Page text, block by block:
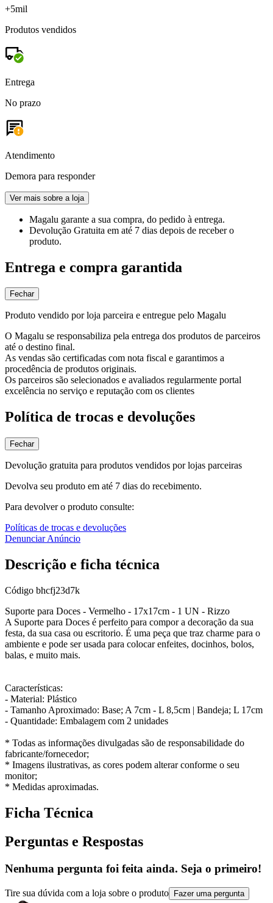
+5mil
Produtos vendidos
Entrega
No prazo
Atendimento
Demora para responder
Ver mais sobre a loja
Magalu garante a sua compra, do pedido à entrega.
Devolução Gratuita em até 7 dias depois de receber o
produto.
Entrega e compra garantida
Fechar
Produto vendido por loja parceira e entregue pelo Magalu
O Magalu se responsabiliza pela entrega dos produtos de parceiros
até o destino final.
As vendas são certificadas com nota fiscal e garantimos a
procedência de produtos originais.
Os parceiros são selecionados e avaliados regularmente portal
excelência no serviço e reputação com os clientes
Política de trocas e devoluções
Fechar
Devolução gratuita para produtos vendidos por lojas parceiras
Devolva seu produto em até 7 dias do recebimento.
Para devolver o produto consulte:
Políticas de trocas e devoluções
Denunciar Anúncio
Descrição e ficha técnica
Código bhcfj23d7k
Suporte para Doces - Vermelho - 17x17cm - 1 UN - Rizzo
A Suporte para Doces é perfeito para compor a decoração da sua
festa, da sua casa ou escritorio. É uma peça que traz charme para o
ambiente e pode ser usada para colocar enfeites, docinhos, bolos,
balas, e muito mais.
Características:
- Material: Plástico
- Tamanho Aproximado: Base; A 7cm - L 8,5cm | Bandeja; L 17cm
- Quantidade: Embalagem com 2 unidades
* Todas as informações divulgadas são de responsabilidade do
fabricante/fornecedor;
* Imagens ilustrativas, as cores podem alterar conforme o seu
monitor;
* Medidas aproximadas.
Ficha Técnica
Perguntas e Respostas
Nenhuma pergunta foi feita ainda. Seja o primeiro!
Tire sua dúvida com a loja sobre o produto Fazer uma pergunta